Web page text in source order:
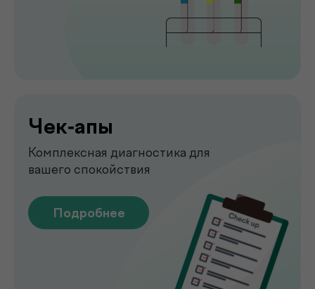
Узи
УЗИ-обследование для быстрой
оценки состояния органов
Подробнее